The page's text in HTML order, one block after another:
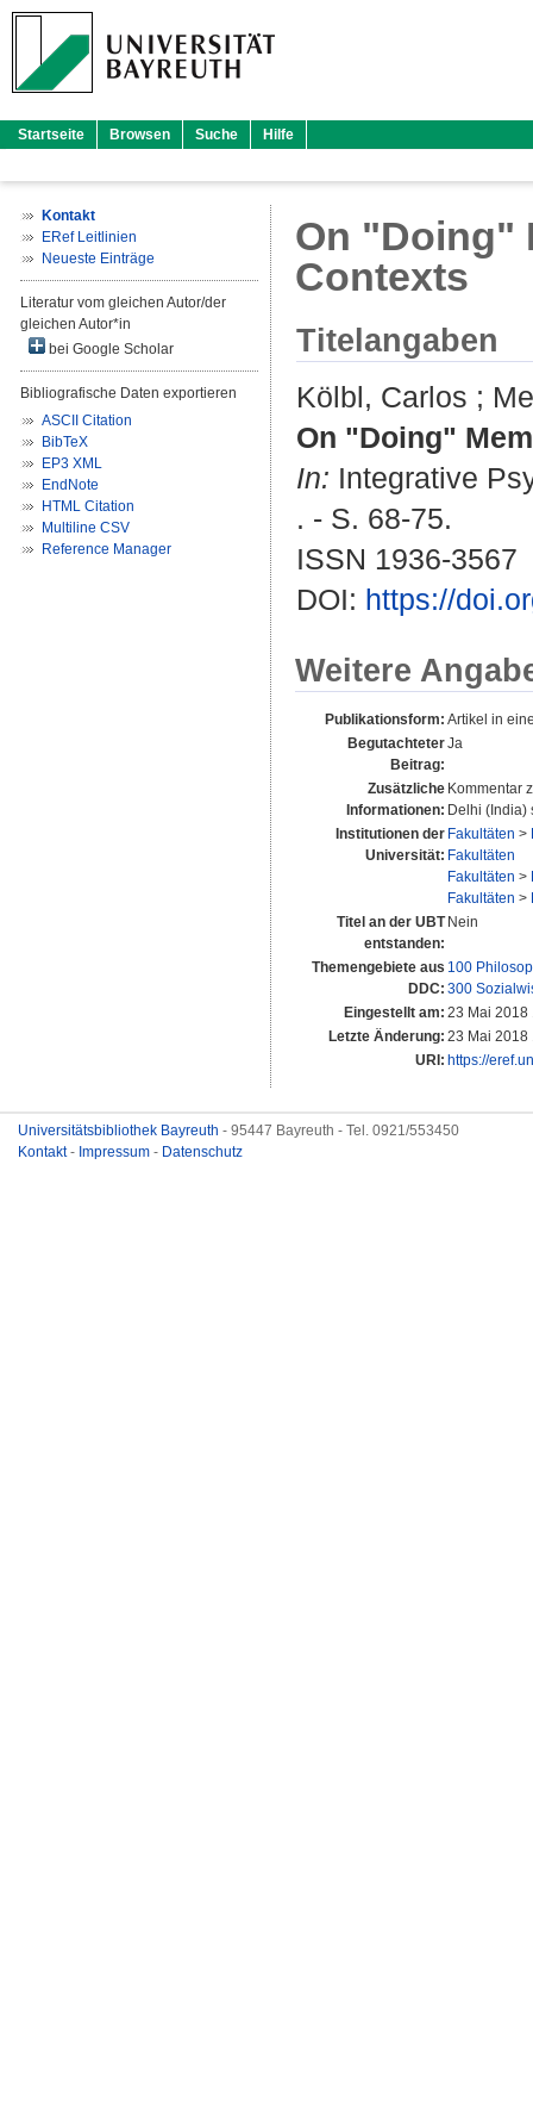
Startseite Browsen Suche Hilfe
Kontakt
ERef Leitlinien
Neueste Einträge
Literatur vom gleichen Autor/der
gleichen Autor*in
bei Google Scholar
Bibliografische Daten exportieren
ASCII Citation
BibTeX
EP3 XML
EndNote
HTML Citation
Multiline CSV
Reference Manager
On "Doing"
Contexts
Titelangaben
Kölbl, Carlos ;
On "Doing"
In: Integrative
. - S. 68-75.
ISSN 1936-3567
DOI: https://
Weitere
Publikationsform: Artikel in
Begutachteter
Beitrag:
Ja
Zusätzliche
Informationen:
Kommentar
Delhi (India)
Institutionen der
Universität:
Fakultäten >
Fakultäten
Fakultäten >
Fakultäten >
Titel an der UBT
entstanden:
Nein
Themengebiete aus
DDC:
100
300
Eingestellt am: 23 Mai 2018
Letzte Änderung: 23 Mai 2018
URI: https://
Universitätsbibliothek Bayreuth - 95447 Bayreuth - Tel. 0921/553450
Kontakt- Impressum - Datenschutz